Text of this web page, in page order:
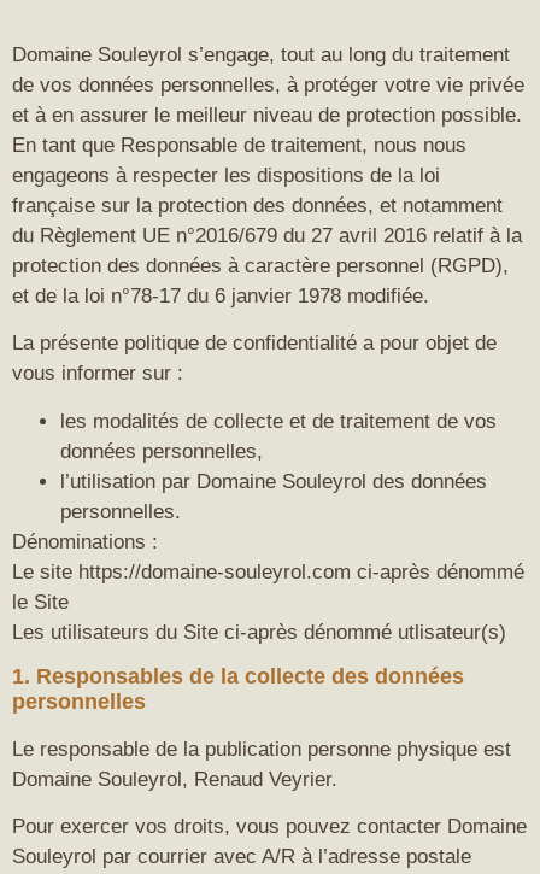
Domaine Souleyrol s’engage, tout au long du traitement
de vos données personnelles, à protéger votre vie privée
et à en assurer le meilleur niveau de protection possible.
En tant que Responsable de traitement, nous nous
engageons à respecter les dispositions de la loi
française sur la protection des données, et notamment
du Règlement UE n°2016/679 du 27 avril 2016 relatif à la
protection des données à caractère personnel (RGPD),
et de la loi n°78-17 du 6 janvier 1978 modifiée.
La présente politique de confidentialité a pour objet de
vous informer sur :
les modalités de collecte et de traitement de vos
données personnelles,
l’utilisation par Domaine Souleyrol des données
personnelles.
Dénominations :
Le site https://domaine-souleyrol.com ci-après dénommé
le Site
Les utilisateurs du Site ci-après dénommé utlisateur(s)
1. Responsables de la collecte des données
personnelles
Le responsable de la publication personne physique est
Domaine Souleyrol, Renaud Veyrier.
Pour exercer vos droits, vous pouvez contacter Domaine
Souleyrol par courrier avec A/R à l’adresse postale